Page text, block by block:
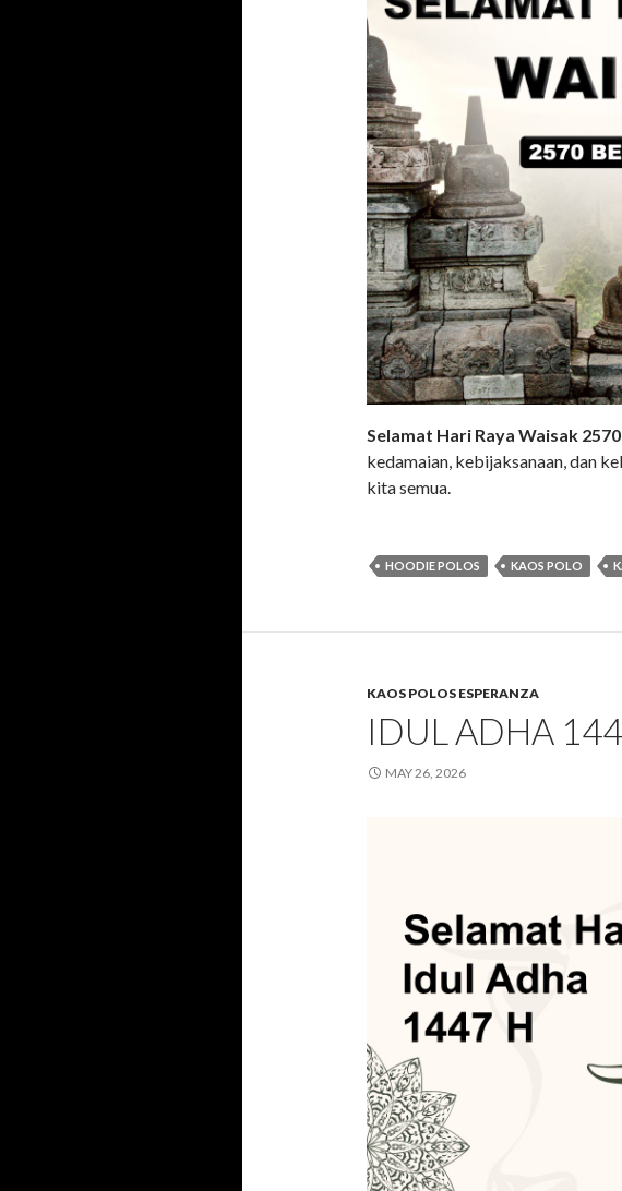
Selamat Hari Raya Waisak
kedamaian, kebijaksanaan, dan
kita semua.
HOODIE POLOS KAOS POLO
KAOS POLOS ESPERANZA
IDUL ADHA
MAY 26, 2026